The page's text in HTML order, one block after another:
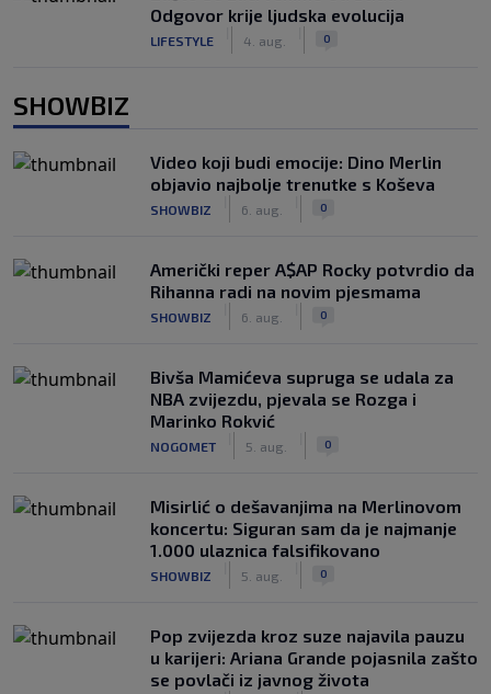
Odgovor krije ljudska evolucija
LIFESTYLE 4. aug. 0
SHOWBIZ
Video koji budi emocije: Dino Merlin
objavio najbolje trenutke s Koševa
SHOWBIZ 6. aug. 0
Američki reper A$AP Rocky potvrdio da
Rihanna radi na novim pjesmama
SHOWBIZ 6. aug. 0
Bivša Mamićeva supruga se udala za
NBA zvijezdu, pjevala se Rozga i
Marinko Rokvić
NOGOMET 5. aug. 0
Misirlić o dešavanjima na Merlinovom
koncertu: Siguran sam da je najmanje
1.000 ulaznica falsifikovano
SHOWBIZ 5. aug. 0
Pop zvijezda kroz suze najavila pauzu
u karijeri: Ariana Grande pojasnila zašto
se povlači iz javnog života